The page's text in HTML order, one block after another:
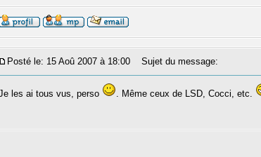
Posté le: 15 Aoû 2007 à 18:00 Sujet du message:
les ai tous vus, perso . Même ceux de LSD, Cocci, etc.